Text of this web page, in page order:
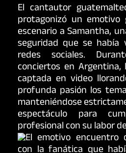
El cantautor
protagonizó un
escenario a Samantha,
seguridad que se
redes sociales.
conciertos en
captada en video
profunda pasión los
manteniéndose
espectáculo para
profesional con su labor